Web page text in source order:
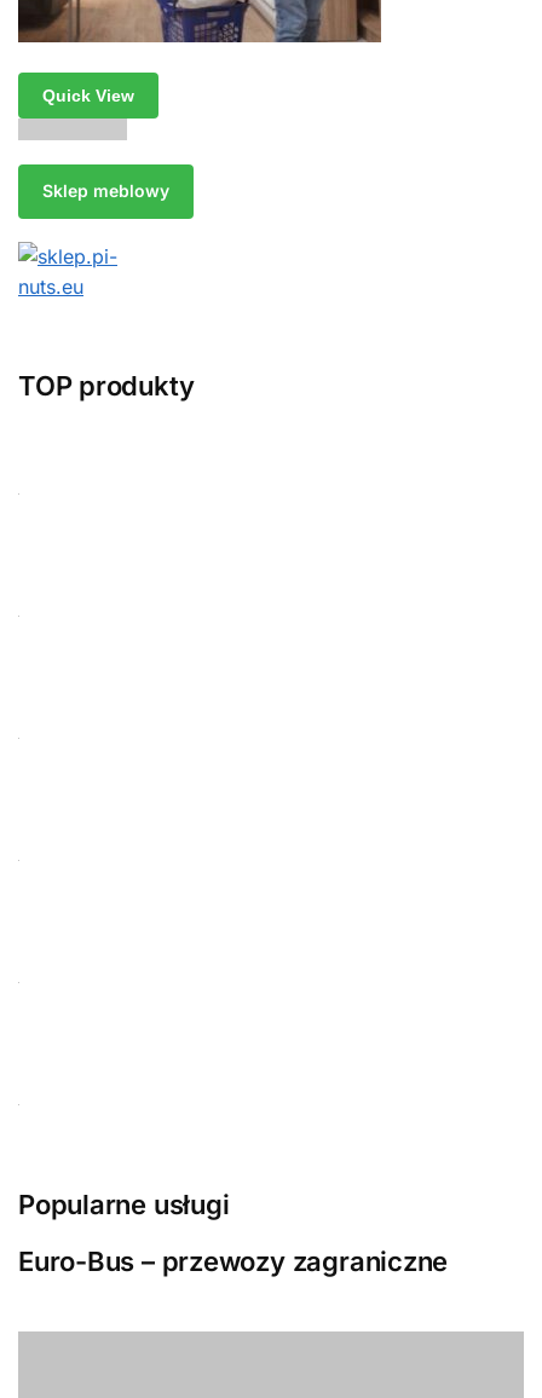
Quick View
Sklep meblowy
TOP produkty
Popularne usługi
Euro-Bus – przewozy zagraniczne